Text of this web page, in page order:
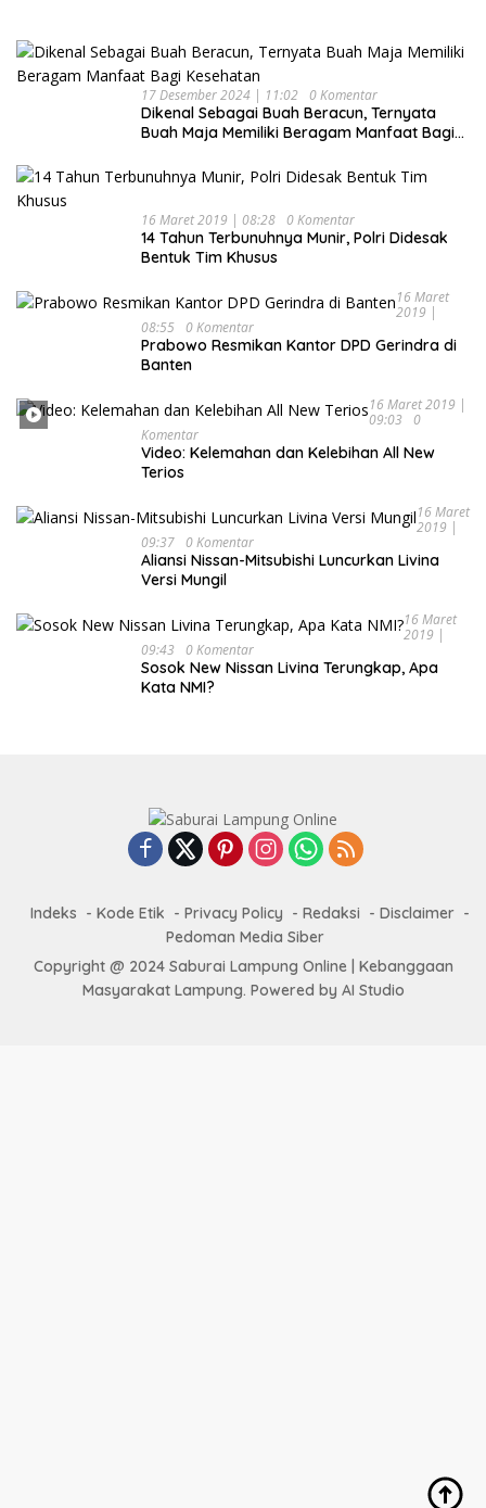
17 Desember 2024 | 11:02 0 Komentar
Dikenal Sebagai Buah Beracun, Ternyata
Buah Maja Memiliki Beragam Manfaat Bagi
16 Maret 2019 | 08:28 0 Komentar
14 Tahun Terbunuhnya Munir, Polri Didesak
Bentuk Tim Khusus
16 Maret
2019 |
08:55 0 Komentar
Prabowo Resmikan Kantor DPD Gerindra di
Banten
16 Maret 2019 |
09:03
0
Komentar
Video: Kelemahan dan Kelebihan All New
Terios
16 Maret
2019 |
09:37 0 Komentar
Aliansi Nissan-Mitsubishi Luncurkan Livina
Versi Mungil
16 Maret
2019 |
09:43
0 Komentar
Sosok New Nissan Livina Terungkap, Apa
Kata NMI?
Indeks Kode Etik Privacy Policy Redaksi
Disclaimer
Pedoman Media Siber
Copyright @ 2024 Saburai Lampung Online | Kebanggaan
Masyarakat Lampung. Powered by AI Studio